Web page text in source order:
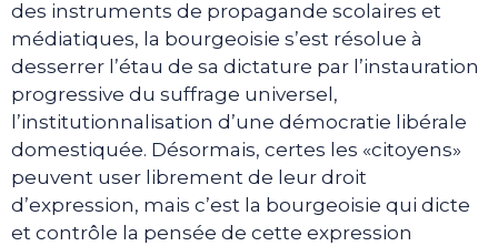
des instruments de propagande scolaires et
médiatiques, la bourgeoisie s’est résolue à
desserrer l’étau de sa dictature par l’instauration
progressive du suffrage universel,
l’institutionnalisation d’une démocratie libérale
domestiquée. Désormais, certes les «citoyens»
peuvent user librement de leur droit
d’expression, mais c’est la bourgeoisie qui dicte
et contrôle la pensée de cette expression